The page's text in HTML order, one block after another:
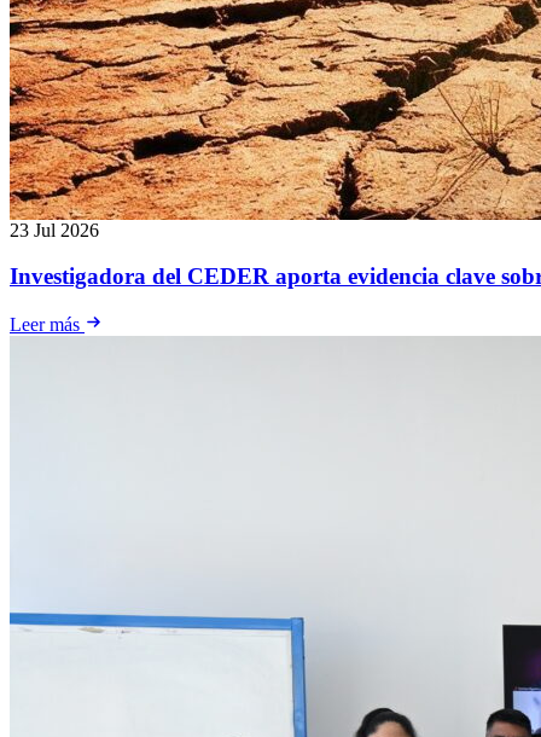
23 Jul 2026
Investigadora del CEDER aporta evidencia clave
Leer más